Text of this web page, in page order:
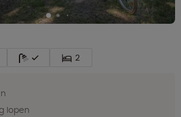
2
lopen